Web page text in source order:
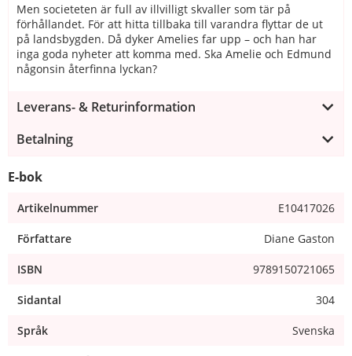
Men societeten är full av illvilligt skvaller som tär på
förhållandet. För att hitta tillbaka till varandra flyttar de ut
på landsbygden. Då dyker Amelies far upp – och han har
inga goda nyheter att komma med. Ska Amelie och Edmund
någonsin återfinna lyckan?
Leverans- & Returinformation
Betalning
E-bok
Artikelnummer E10417026
Författare Diane Gaston
ISBN 9789150721065
Sidantal 304
Språk Svenska